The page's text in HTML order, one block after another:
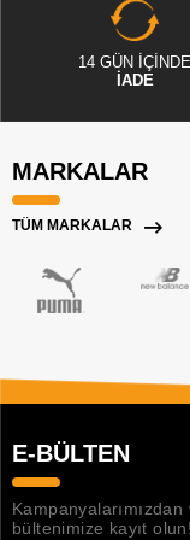
14 GÜN İÇİNDE
İADE
MARKALAR
TÜM MARKALAR
E-BÜLTEN
bültenimize kayıt olun!